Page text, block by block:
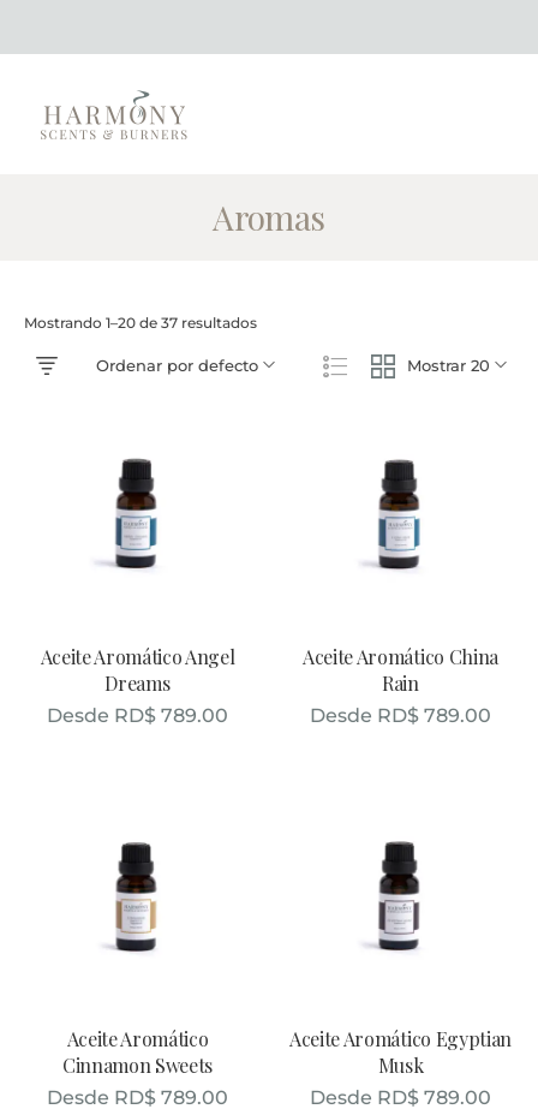
Aromas
Mostrando 1–20 de 37 resultados
Mostrar 20
Ordenar por defecto
Aceite Aromático Angel
Dreams
Desde RD$ 789.00
Aceite Aromático China
Rain
Desde RD$ 789.00
Aceite Aromático
Cinnamon Sweets
Desde RD$ 789.00
Aceite Aromático Egyptian
Musk
Desde RD$ 789.00